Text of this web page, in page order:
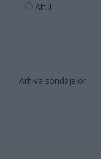
Altul
Arhiva sondajelor